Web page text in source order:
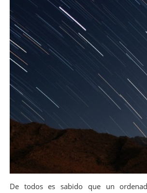
De todos es sabido que un